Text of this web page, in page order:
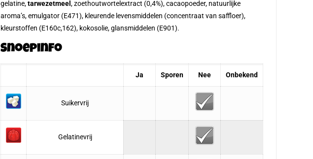
gelatine,tarwezetmeel, zoethoutwortelextract (0,4%), cacaopoeder, natuurlijke
aroma’s, emulgator (E471), kleurende levensmiddelen (concentraat van saffloer),
kleurstoffen (E160c,162), kokosolie, glansmiddelen (E901).
Snoepinfo
Ja Sporen Nee Onbekend
Suikervrij
Gelatinevrij